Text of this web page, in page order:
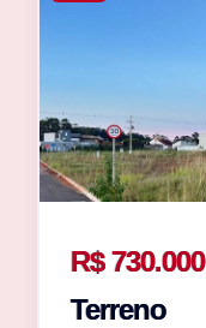
R$ 730.000
Terreno